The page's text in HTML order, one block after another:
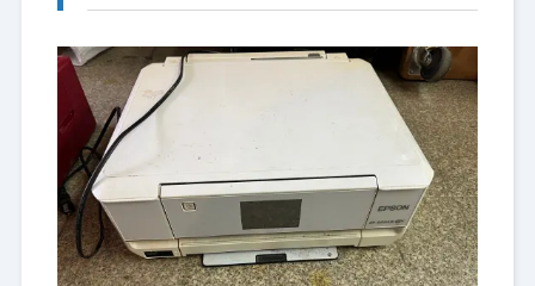
3.
4.
スタッフよりひとこと